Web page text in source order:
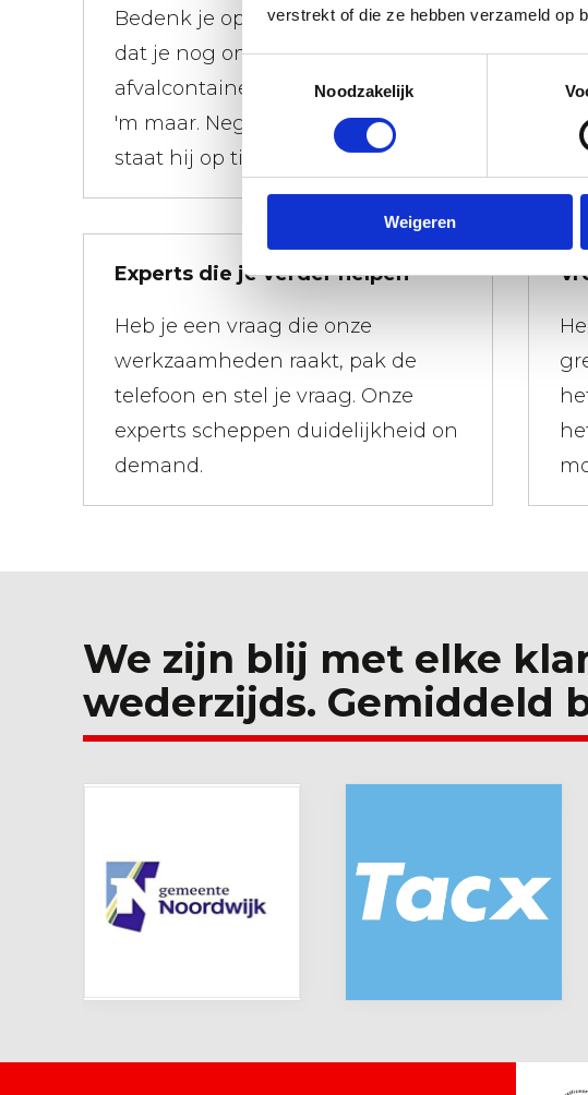
verstrekt of die ze hebben verzameld op
Noodzakelijk
Weigeren
Bedenk je op 01:00 uur 's-nachts
dat je nog om 08:00 uur een
afvalcontainer wilt hebben, bestel
'm maar. Negen van de tien keer
staat hij op tijd voor je deur.
Jij
Experts die je verder helpen
Heb je een vraag die onze
werkzaamheden raakt, pak de
telefoon en stel je vraag. Onze
experts scheppen duidelijkheid on
demand.
We zijn blij met elke
wederzijds. Gemiddeld